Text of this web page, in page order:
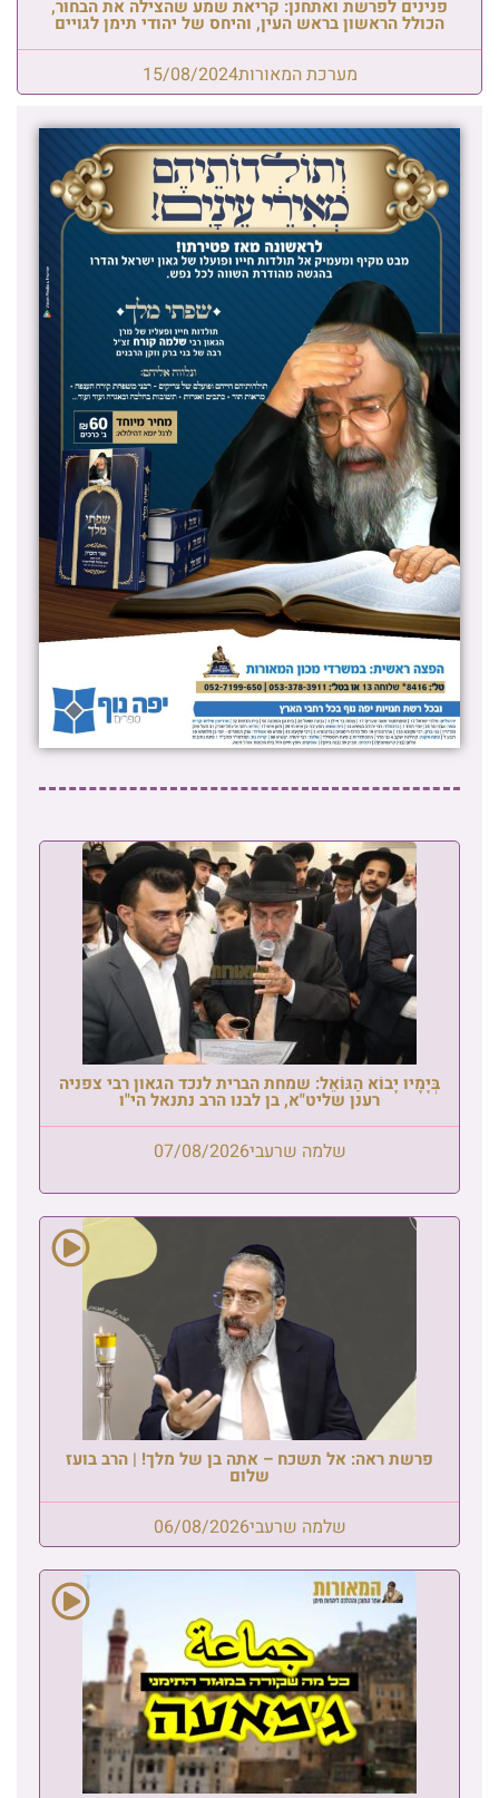
פנינים לפרשת ואתחנן: קריאת שמע שהצילה את הבחור,
הכולל הראשון בראש העין, והיחס של יהודי תימן לגויים
מערכת המאורות15/08/2024
בְּיָמָיו יָבוֹא הַגּוֹאֵל: שמחת הברית לנכד הגאון רבי צפניה
רענן שליט"א, בן לבנו הרב נתנאל הי"ו
שלמה שרעבי07/08/2026
פרשת ראה: אל תשכח – אתה בן של מלך! | הרב בועז
שלום
שלמה שרעבי06/08/2026